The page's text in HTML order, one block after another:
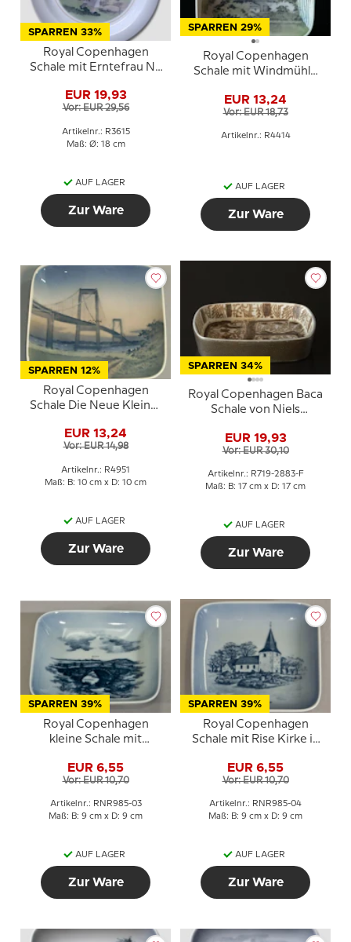
SPARREN 33%
Royal Copenhagen
Schale mit Erntefrau Nr.
EUR 19,93
Vor: EUR 29,56
Artikelnr.: R3615
Maß: Ø: 18 cm
AUF LAGER
Zur Ware
SPARREN 29%
Royal Copenhagen
Schale mit Windmühle
EUR 13,24
Vor: EUR 18,73
Artikelnr.: R4414
AUF LAGER
Zur Ware
SPARREN 12%
Royal Copenhagen
Schale Die Neue Kleine-
EUR 13,24
Vor: EUR 14,98
Artikelnr.: R4951
Maß: B: 10 cm x D: 10 cm
AUF LAGER
Zur Ware
SPARREN 34%
Royal Copenhagen Baca
Schale von Niels
EUR 19,93
Vor: EUR 30,10
Artikelnr.: R719-2883-F
Maß: B: 17 cm x D: 17 cm
AUF LAGER
Zur Ware
SPARREN 39%
Royal Copenhagen
kleine Schale mit
Porzellan
EUR 6,55
Vor: EUR 10,70
Artikelnr.: RNR985-03
Maß: B: 9 cm x D: 9 cm
AUF LAGER
Zur Ware
SPARREN 39%
Royal Copenhagen
Schale mit Rise Kirke in
EUR 6,55
Vor: EUR 10,70
Artikelnr.: RNR985-04
Maß: B: 9 cm x D: 9 cm
AUF LAGER
Zur Ware